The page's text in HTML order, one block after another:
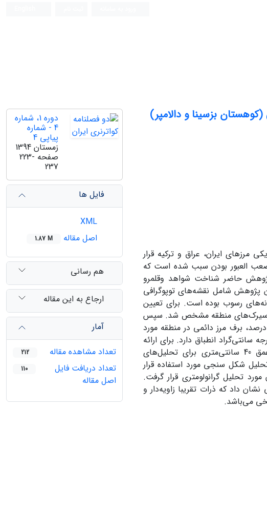
بزسینا و دالامپر)
مرزهای ایران، عراق و ترکیه قرار
العبور بودن سبب شده است که
حاضر شناخت شواهد وقلمرو
پژوهش شامل نقشه‌ها‌ی توپوگرافی
رسوب بوده است. برای تعیین
در گذشته ابتدا بر اساس روش رایت خط 60 درصد سیرک‌های منطقه مشخص شد. سپس
با به دست آوردن اختلاف ارتفاع بین سیرک‌ها و با استفاده از خط 60 درصد، برف مرز دائمی در منطقه مورد
ارتفاع 8/3006 متری مشخص گردید که بر خط همدمای 5 درجه سانتی‌گراد انطباق دارد. برای ارائه
مستندات بیشتر در قلمرو یخچالی در مسیر مشاهدات میدانی از عمق 40 سانتی‌متری برای تحلیل‌ها‌ی
دانه از هرنمونه برای تحلیل شکل سنجی مورد استفاده قرار
هر نمونه توسط الک، تا ابعاد حداقل 63/0میکرون مورد تحلیل گرانولومتری قرار گرفت.
داد که ذرات تقریبا زاویه‌دار و
یخی می‌باشد.
دوره 1، شماره
4 - شماره
پیاپی 4
زمستان 1394
صفحه 223-
237
فایل ها
اصل مقاله
1.87 M
هم رسانی
ارجاع به این مقاله
آمار
تعداد مشاهده مقاله
212
تعداد دریافت فایل
اصل مقاله
110